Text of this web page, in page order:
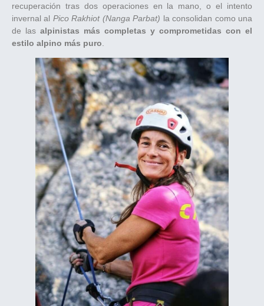
recuperación tras dos operaciones en la mano, o el intento
invernal al Pico Rakhiot (Nanga Parbat) la consolidan como una
de las alpinistas más completas y comprometidas con el
estilo alpino más puro